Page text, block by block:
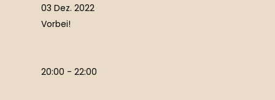
03 Dez. 2022
Vorbei!
20:00 - 22:00